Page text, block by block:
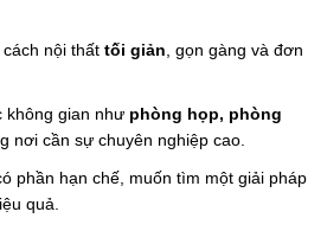
nội thất tối giản, gọn gàng và đơn
không gian như phòng họp, phòng
nơi cần sự chuyên nghiệp cao.
phần hạn chế, muốn tìm một giải pháp
quả.